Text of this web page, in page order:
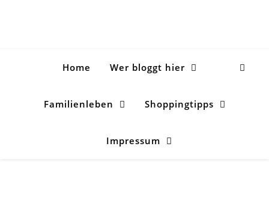
Home Wer bloggt hier
Familienleben Shoppingtipps
Impressum